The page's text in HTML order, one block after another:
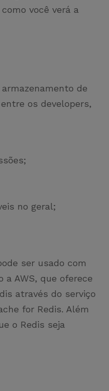
você verá a
de
os developers,
no geral;
ser usado com
a AWS, que oferece
através do serviço
for Redis. Além
o Redis seja